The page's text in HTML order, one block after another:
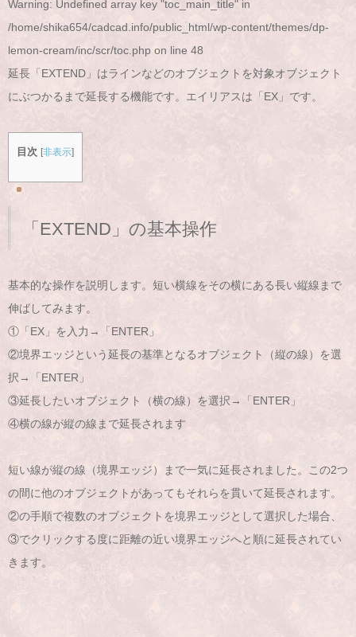
Warning: Undefined array key "toc_main_title" in
/home/shika654/cadcad.info/public_html/wp-content/themes/dp-
lemon-cream/inc/scr/toc.php on line 48
延長「EXTEND」はラインなどのオブジェクトを対象オブジェクト
にぶつかるまで延長する機能です。エイリアスは「EX」です。
目次 [非表示]
「EXTEND」の基本操作
基本的な操作を説明します。短い横線をその横にある長い縦線まで
伸ばしてみます。
①「EX」を入力→「ENTER」
②境界エッジという延長の基準となるオブジェクト（縦の線）を選
択→「ENTER」
③延長したいオブジェクト（横の線）を選択→「ENTER」
④横の線が縦の線まで延長されます
短い線が縦の線（境界エッジ）まで一気に延長されました。この2つ
の間に他のオブジェクトがあってもそれらを貫いて延長されます。
②の手順で複数のオブジェクトを境界エッジとして選択した場合、
③でクリックする度に距離の近い境界エッジへと順に延長されてい
きます。